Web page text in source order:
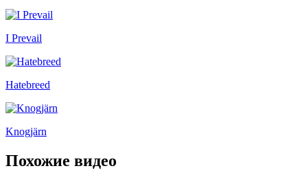
I Prevail
Hatebreed
Knogjärn
Похожие видео